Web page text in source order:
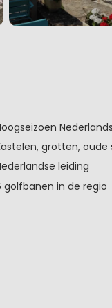
grotten,
leiding
golfbanen in de regio
eigenaar/beheerder
ligging